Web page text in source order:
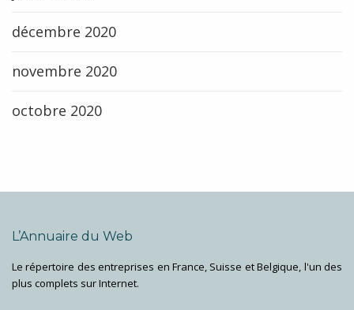
décembre 2020
novembre 2020
octobre 2020
L’Annuaire du Web
Le répertoire des entreprises en France, Suisse et Belgique, l'un des
plus complets sur Internet.